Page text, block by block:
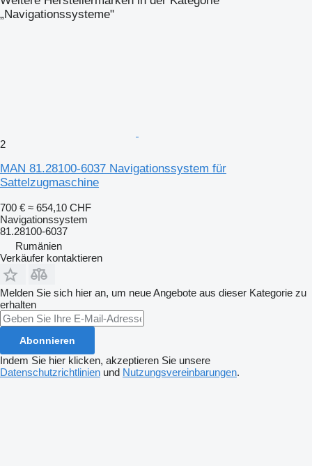
„Navigationssysteme"
2
MAN 81.28100-6037 Navigationssystem für
Sattelzugmaschine
700 € ≈ 654,10 CHF
Navigationssystem
81.28100-6037
Rumänien
Verkäufer kontaktieren
Melden Sie sich hier an, um neue Angebote aus dieser Kategorie zu
erhalten
Abonnieren
Indem Sie hier klicken, akzeptieren Sie unsere
Datenschutzrichtlinien und Nutzungsvereinbarungen.